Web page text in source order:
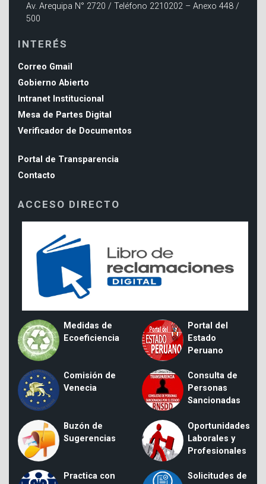
Av. Arequipa N° 2720 / Teléfono 2210202 – Anexo 448 /
500
INTERÉS
Correo Gmail
Gobierno Abierto
Intranet Institucional
Mesa de Partes Digital
Verificador de Documentos
Portal de Transparencia
Contacto
ACCESO DIRECTO
Medidas de
Ecoeficiencia
Portal del
Estado
Peruano
Comisión de
Venecia
Consulta de
Personas
Sancionadas
Buzón de
Sugerencias
Oportunidades
Laborales y
Profesionales
Practica con
Solicitudes de